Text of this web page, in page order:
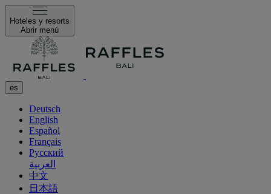
Hoteles y resorts
Abrir menú
es
Deutsch
English
Español
Français
Русский
العربية
中文
日本語